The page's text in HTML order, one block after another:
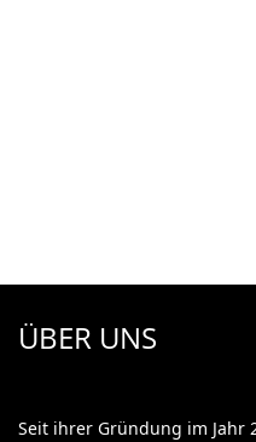
ÜBER UNS
Seit ihrer Gründung im Jahr